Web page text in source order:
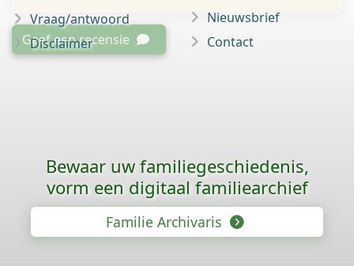
Geef een recensie
Vraag/antwoord
Disclaimer
Nieuwsbrief
Contact
Bewaar uw familie­geschiedenis,
vorm een digitaal familiearchief
Familie Archivaris